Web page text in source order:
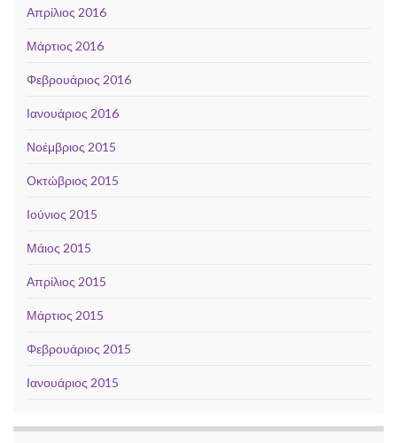
Απρίλιος 2016
Μάρτιος 2016
Φεβρουάριος 2016
Ιανουάριος 2016
Νοέμβριος 2015
Οκτώβριος 2015
Ιούνιος 2015
Μάιος 2015
Απρίλιος 2015
Μάρτιος 2015
Φεβρουάριος 2015
Ιανουάριος 2015